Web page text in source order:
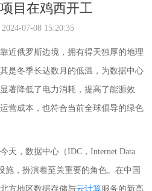
目在鸡西开工
07-08 15:20:35
俄罗斯边境，拥有得天独厚的地理
是冬季长达数月的低温，为数据中心
著降低了电力消耗，提高了能源效
营成本，也符合当前全球倡导的绿色
，数据中心（IDC，Internet Data
施，扮演着至关重要的角色。在中国
方地区数据存储与云计算服务的新高